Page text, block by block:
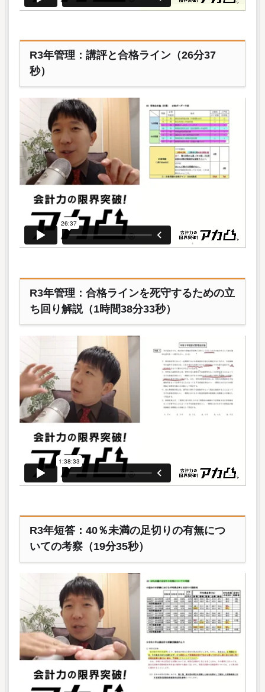
R3年管理：講評と合格ライン（26分37
秒）
R3年管理：合格ラインを死守するための立
ち回り解説（1時間38分33秒）
R3年短答：40％未満の足切りの有無につ
いての考察（19分35秒）